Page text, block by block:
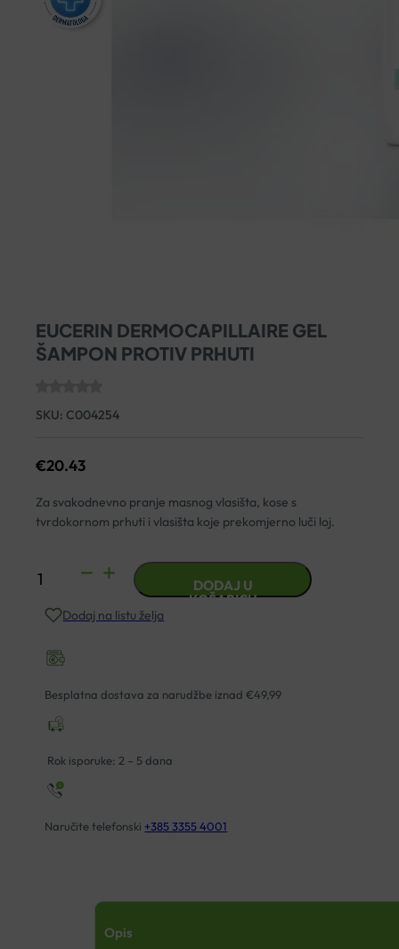
EUCERIN DERMOCAPILLAIRE GEL
ŠAMPON PROTIV PRHUTI
SKU: C004254
€20.43
Za svakodnevno pranje masnog vlasišta, kose s
tvrdokornom prhuti i vlasišta koje prekomjerno luči loj.
EUCERIN
DERMOCAPILLAIRE
GEL
PROTIV
PRHUTI
DODAJ U
KOŠARICU
Dodaj na listu želja
Besplatna dostava za narudžbe iznad €49,99
Rok isporuke: 2 – 5 dana
Naručite telefonski +385 3355 4001
Opis